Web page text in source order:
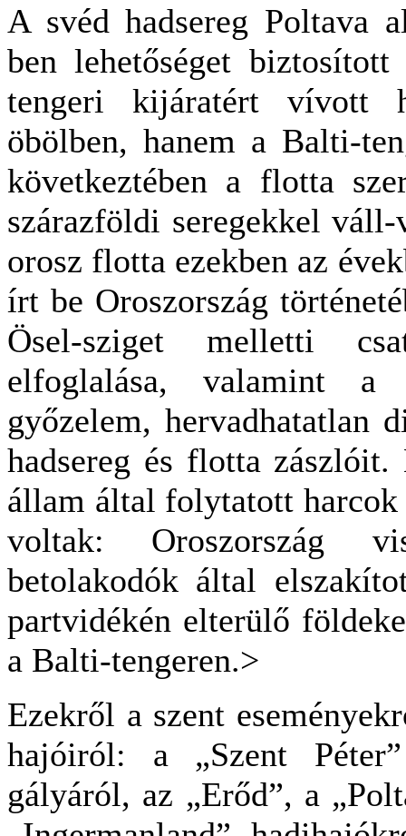
A svéd hadsereg Poltava
ben lehetőséget
tengeri kijáratért vívott
öbölben, hanem a Balti-
következtében a flotta
szárazföldi seregekkel
orosz flotta ezekben az
írt be Oroszország
Ösel-sziget melletti
elfoglalása, valamint a
győzelem, hervadhatatlan
hadsereg és flotta
állam által folytatott harcok
voltak: Oroszország
betolakodók által
partvidékén elterülő
a Balti-tengeren.>
Ezekről a szent
hajóiról: a „Szent
gályáról, az „Erőd”, a